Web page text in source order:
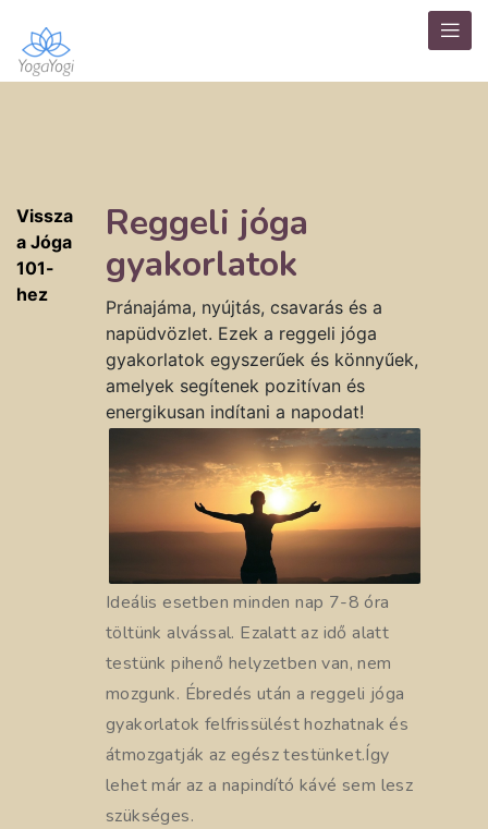
Vissza
a Jóga
101-
hez
Reggeli jóga
gyakorlatok
Pránajáma, nyújtás, csavarás és a
napüdvözlet. Ezek a reggeli jóga
gyakorlatok egyszerűek és könnyűek,
amelyek segítenek pozitívan és
energikusan indítani a napodat!
Ideális esetben minden nap 7-8 óra
töltünk alvással. Ezalatt az idő alatt
testünk pihenő helyzetben van, nem
mozgunk. Ébredés után a reggeli jóga
gyakorlatok felfrissülést hozhatnak és
átmozgatják az egész testünket.Így
lehet már az a napindító kávé sem lesz
szükséges.